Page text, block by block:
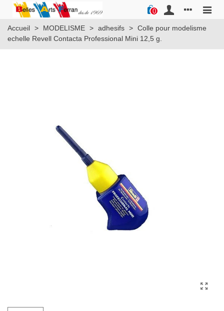
0
Accueil > MODELISME > adhesifs > Colle pour modelisme
echelle Revell Contacta Professional Mini 12,5 g.